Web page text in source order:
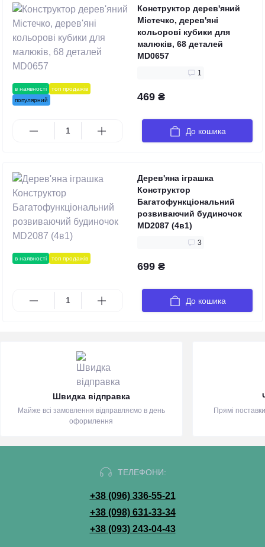
в наявності
топ продажів
популярний
Конструктор дерев'яний
Містечко, дерев'яні
кольорові кубики для
малюків, 68 деталей
MD0657
1
469 ₴
До кошика
в наявності топ продажів
Дерев'яна іграшка
Конструктор
Багатофункціональний
розвиваючий будиночок
MD2087 (4в1)
3
699 ₴
До кошика
Швидка відправка
Майже всі замовлення відправляємо в день
оформлення
Прямі
ТЕЛЕФОНИ:
+38 (096) 336-55-21
+38 (098) 631-33-34
+38 (093) 243-04-43